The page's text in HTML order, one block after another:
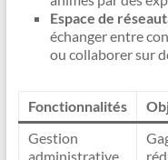
Espace de
échanger entre
ou collaborer sur
Fonctionnalités
Gestion
administrative